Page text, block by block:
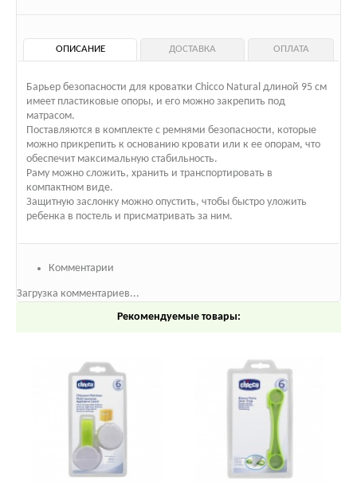
ОПИСАНИЕ ДОСТАВКА ОПЛАТА
Барьер безопасности для кроватки Chicco Natural длиной 95 см
имеет пластиковые опоры, и его можно закрепить под
матрасом.
Поставляются в комплекте с ремнями безопасности, которые
можно прикрепить к основанию кровати или к ее опорам, что
обеспечит максимальную стабильность.
Раму можно сложить, хранить и транспортировать в
компактном виде.
Защитную заслонку можно опустить, чтобы быстро уложить
ребенка в постель и присматривать за ним.
Комментарии
Загрузка комментариев...
Рекомендуемые товары: